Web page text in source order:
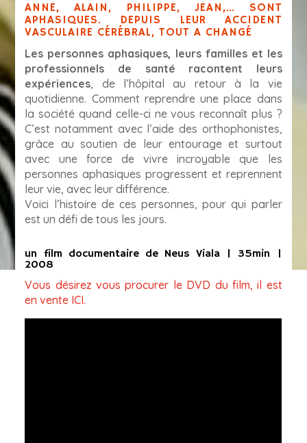
ANNE, ALAIN, PHILIPPE, JEAN,… SONT
APHASIQUES. DEPUIS LEUR ACCIDENT
VASCULAIRE CÉRÉBRAL, TOUT A CHANGÉ
Les personnes aphasiques, leurs familles et les
professionnels de santé racontent leurs
expériences, de l’hôpital au retour à la vie
quotidienne. Comment reprendre une place dans
la société quand celle-ci ne vous reconnaît plus ?
C’est notamment avec l’aide des orthophonistes,
grâce au soutien de leur entourage et surtout
avec une force de vivre incroyable que les
personnes aphasiques progressent et reprennent
leur vie, avec leur différence.
Voici l’histoire de ces personnes, pour qui parler
est un défi de tous les jours.
un film documentaire de Neus Viala | 35min |
2008
Vous désirez vous procurer le DVD du film, il est
en vente ICI.